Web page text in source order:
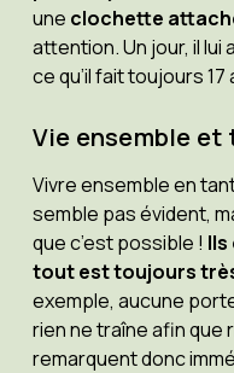
une clochette
attention. Un jour, il lui
ce qu’il fait toujours 17
Vie ensemble et
Vivre ensemble en
semble pas évident,
que c’est possible !
tout est toujours
exemple, aucune
rien ne traîne afin que
remarquent donc